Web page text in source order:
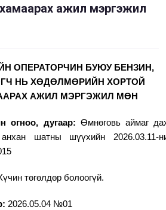
ажил мэргэжил
ОПЕРАТОРЧИН БУЮУ БЕНЗИН,
НЬ ХӨДӨЛМӨРИЙН ХОРТОЙ
АЖИЛ МЭРГЭЖИЛ МӨН
огноо, дугаар: Өмнөговь аймаг
шатны шүүхийн 2026.03.11-
төгөлдөр болоогүй.
2026.05.04 №01